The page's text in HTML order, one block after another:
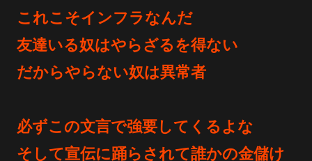
これこそインフラなんだ
友達いる奴はやらざるを得ない
だからやらない奴は異常者
必ずこの文言で強要してくるよな
そして宣伝に踊らされて誰かの金儲け